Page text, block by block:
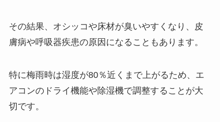
その結果、オシッコや床材が臭いやすくなり、皮
膚病や呼吸器疾患の原因になることもあります。
特に梅雨時は湿度が80％近くまで上がるため、エ
アコンのドライ機能や除湿機で調整することが大
切です。